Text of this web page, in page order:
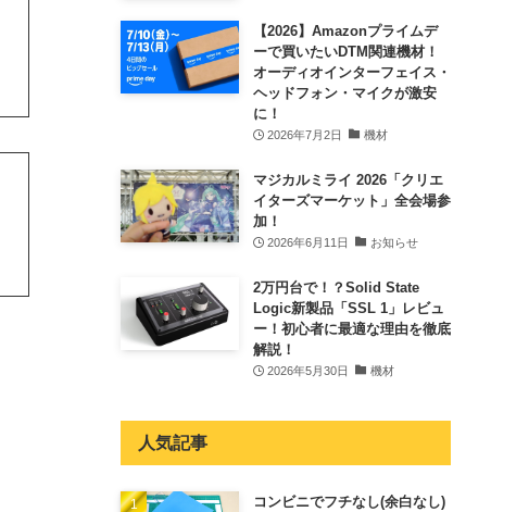
【2026】Amazonプライムデ
ーで買いたいDTM関連機材！
オーディオインターフェイス・
ヘッドフォン・マイクが激安
に！
2026年7月2日 機材
マジカルミライ 2026「クリエ
イターズマーケット」全会場参
加！
2026年6月11日 お知らせ
2万円台で！？Solid State
Logic新製品「SSL 1」レビュ
ー！初心者に最適な理由を徹底
解説！
2026年5月30日 機材
人気記事
コンビニでフチなし(余白なし)